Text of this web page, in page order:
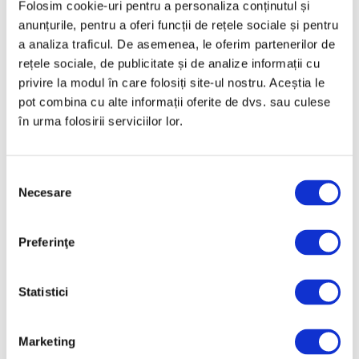
Folosim cookie-uri pentru a personaliza conținutul și
anunțurile, pentru a oferi funcții de rețele sociale și pentru
a analiza traficul. De asemenea, le oferim partenerilor de
rețele sociale, de publicitate și de analize informații cu
privire la modul în care folosiți site-ul nostru. Aceștia le
pot combina cu alte informații oferite de dvs. sau culese
în urma folosirii serviciilor lor.
consimțământului
Necesare
Preferinţe
Statistici
Marketing
Național al Literaturii Române
6 August 2026
Salonul Soleil de l’Est, în galeriile